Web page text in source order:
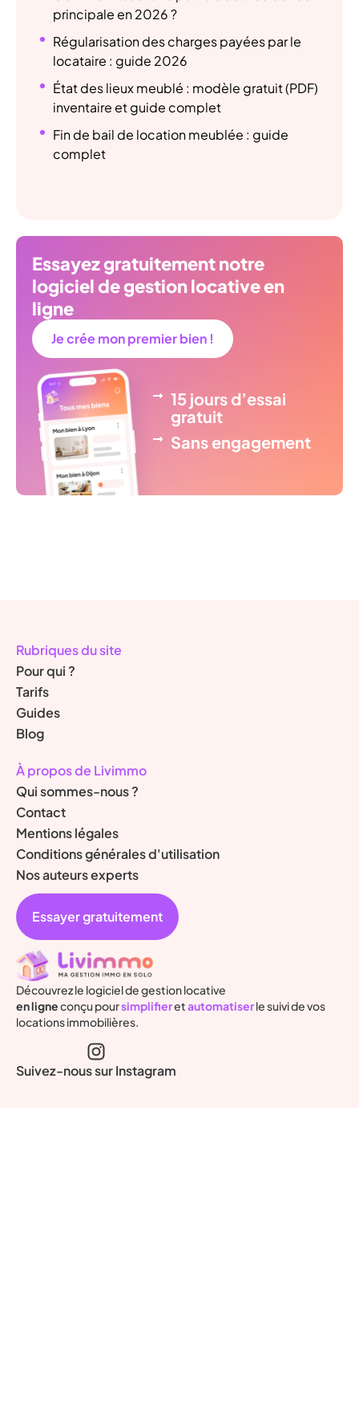
principale en 2026 ?
Régularisation des charges payées par le
locataire : guide 2026
État des lieux meublé : modèle gratuit (PDF)
inventaire et guide complet
Fin de bail de location meublée : guide
complet
Essayez gratuitement notre
logiciel de gestion locative en
ligne
Je crée mon premier bien !
15 jours d’essai
gratuit
Sans engagement
Découvrez le logiciel de gestion locative
en ligneconçu poursimplifieretautomatiserle suivi de vos
locations immobilières.
Suivez-nous sur Instagram
Rubriques du site
Pour qui ?
Tarifs
Guides
Blog
À propos de Livimmo
Qui sommes-nous ?
Contact
Mentions légales
Conditions générales d'utilisation
Nos auteurs experts
Essayer gratuitement